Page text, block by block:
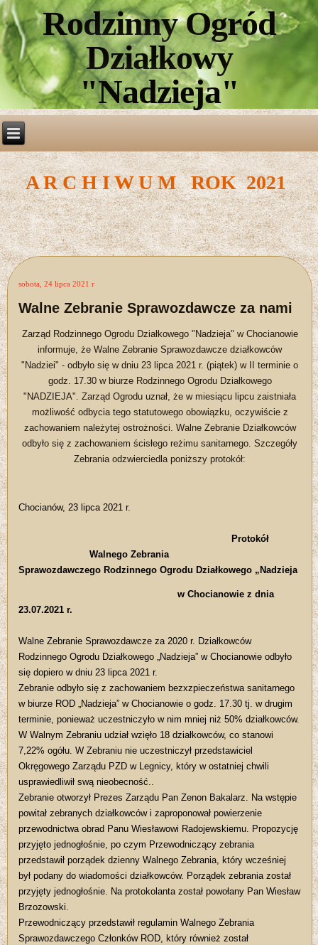
Rodzinny Ogród
Działkowy
"Nadzieja"
A R C H I W U M ROK 2021
sobota, 24 lipca 2021 r
Walne Zebranie Sprawozdawcze za nami
Zarząd Rodzinnego Ogrodu Działkowego "Nadzieja" w Chocianowie
informuje, że Walne Zebranie Sprawozdawcze działkowców
"Nadziei" - odbyło się w dniu 23 lipca 2021 r. (piątek) w II terminie o
godz. 17.30 w biurze Rodzinnego Ogrodu Działkowego
"NADZIEJA". Zarząd Ogrodu uznał, że w miesiącu lipcu zaistniała
możliwość odbycia tego statutowego obowiązku, oczywiście z
zachowaniem należytej ostrożności. Walne Zebranie Działkowców
odbyło się z zachowaniem ścisłego reżimu sanitarnego. Szczegóły
Zebrania odzwierciedla poniższy protokół:
Chocianów, 23 lipca 2021 r.
Protokół
Walnego Zebrania
Sprawozdawczego Rodzinnego Ogrodu Działkowego „Nadzieja
w Chocianowie z dnia
23.07.2021 r.
Walne Zebranie Sprawozdawcze za 2020 r. Działkowców
Rodzinnego Ogrodu Działkowego „Nadzieja” w Chocianowie odbyło
się dopiero w dniu 23 lipca 2021 r.
Zebranie odbyło się z zachowaniem bezxzpieczeństwa sanitarnego
w biurze ROD „Nadzieja” w Chocianowie o godz. 17.30 tj. w drugim
terminie, ponieważ uczestniczyło w nim mniej niż 50% działkowców.
W Walnym Zebraniu udział wzięło 18 działkowców, co stanowi
7,22% ogółu. W Zebraniu nie uczestniczył przedstawiciel
Okręgowego Zarządu PZD w Legnicy, który w ostatniej chwili
usprawiedliwił swą nieobecność..
Zebranie otworzył Prezes Zarządu Pan Zenon Bakalarz. Na wstępie
powitał zebranych działkowców i zaproponował powierzenie
przewodnictwa obrad Panu Wiesławowi Radojewskiemu. Propozycję
przyjęto jednogłośnie, po czym Przewodniczący zebrania
przedstawił porządek dzienny Walnego Zebrania, który wcześniej
był podany do wiadomości działkowców. Porządek zebrania został
przyjęty jednogłośnie. Na protokolanta został powołany Pan Wiesław
Brzozowski.
Przewodniczący przedstawił regulamin Walnego Zebrania
Sprawozdawczego Członków ROD, który również został